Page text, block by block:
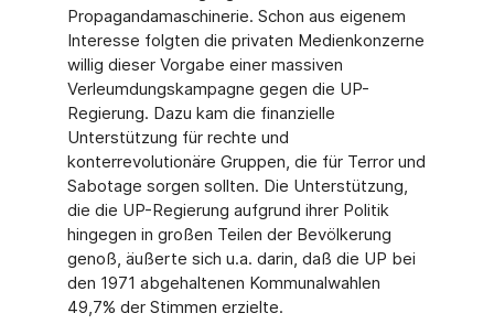
Propagandamaschinerie. Schon aus eigenem
Interesse folgten die privaten Medienkonzerne
willig dieser Vorgabe einer massiven
Verleumdungskampagne gegen die UP-
Regierung. Dazu kam die finanzielle
Unterstützung für rechte und
konterrevolutionäre Gruppen, die für Terror und
Sabotage sorgen sollten. Die Unterstützung,
die die UP-Regierung aufgrund ihrer Politik
hingegen in großen Teilen der Bevölkerung
genoß, äußerte sich u.a. darin, daß die UP bei
den 1971 abgehaltenen Kommunalwahlen
49,7% der Stimmen erzielte.